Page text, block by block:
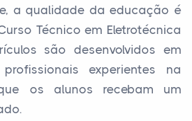
a qualidade da educação é
Técnico em Eletrotécnica
são desenvolvidos em
experientes na
os alunos recebam um